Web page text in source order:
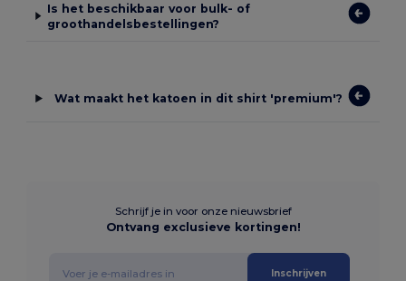
Is het beschikbaar voor bulk- of
groothandelsbestellingen?
Wat maakt het katoen in dit shirt 'premium'?
Schrijf je in voor onze nieuwsbrief
Ontvang exclusieve kortingen!
Inschrijven